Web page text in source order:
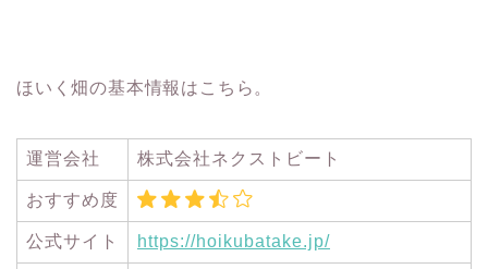
ほいく畑の基本情報はこちら。
運営会社 株式会社ネクストビート
おすすめ度
公式サイト https://hoikubatake.jp/